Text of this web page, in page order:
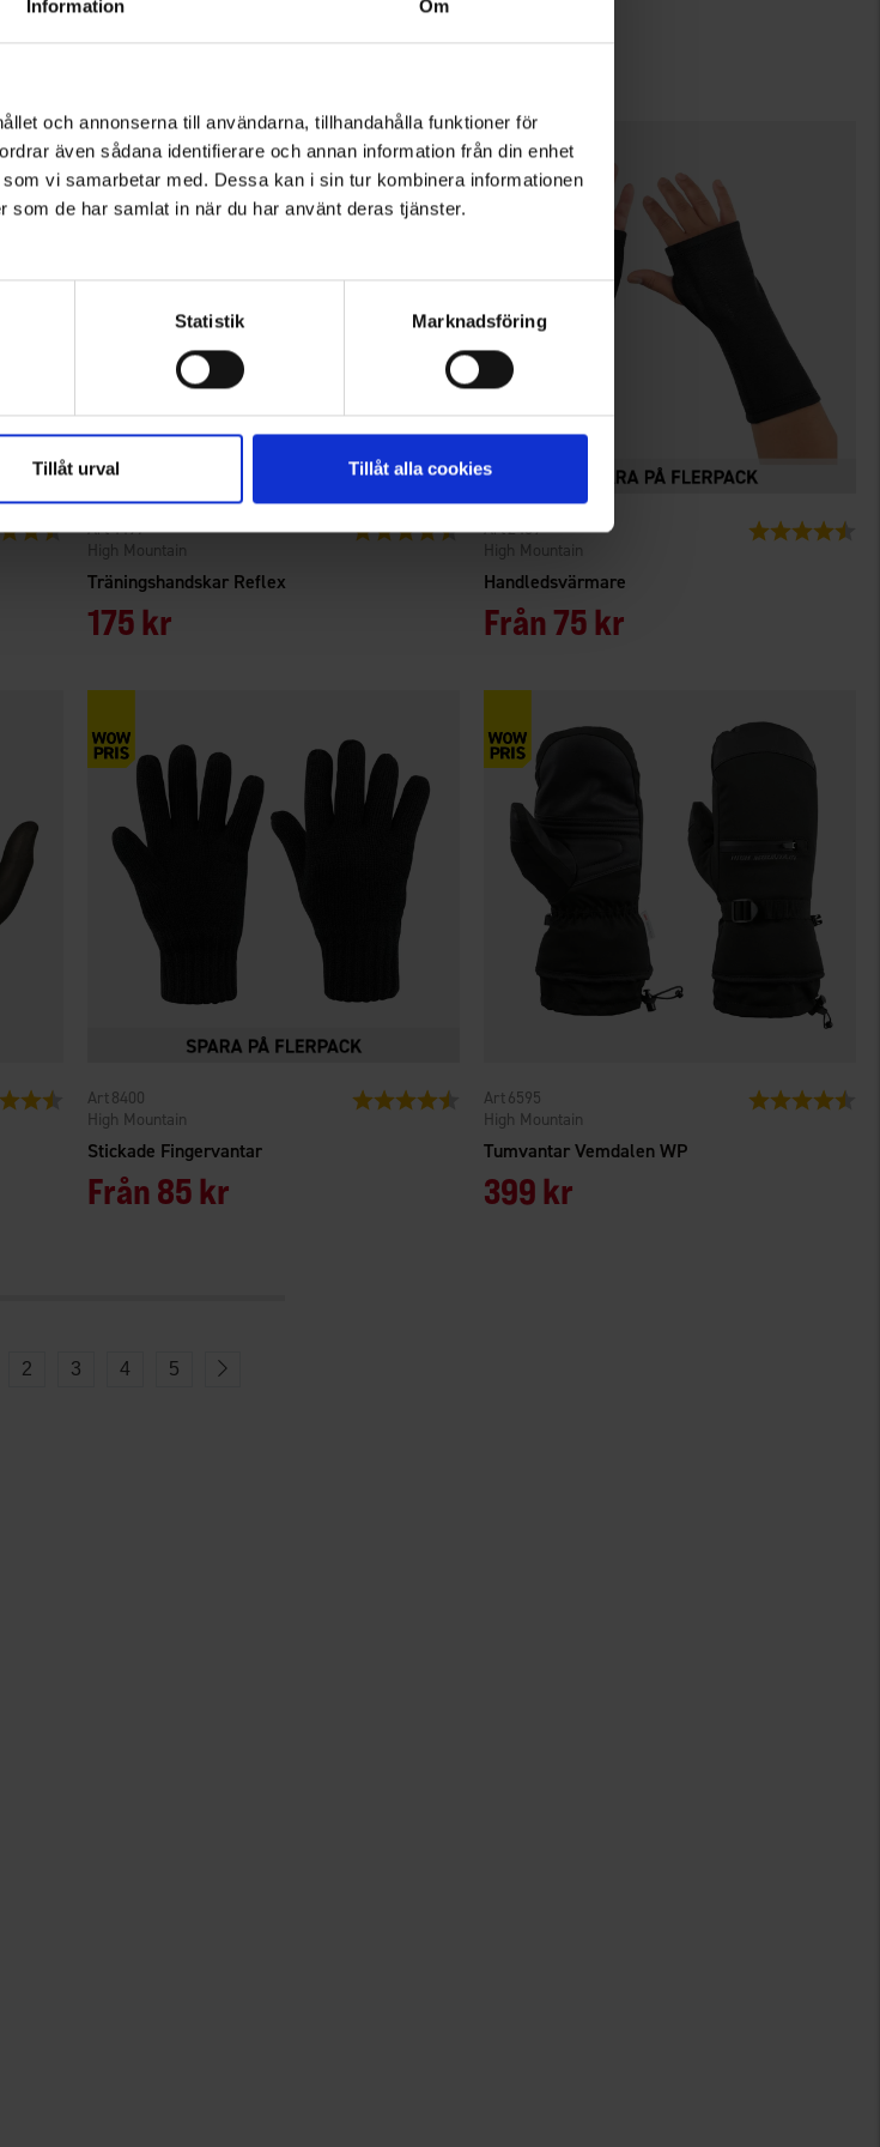
Information Om
och annonserna till användarna, tillhandahålla funktioner för
även sådana identifierare och annan information från din enhet
vi samarbetar med. Dessa kan i sin tur kombinera informationen
som de har samlat in när du har använt deras tjänster.
Statistik Marknadsföring
Tillåt urval Tillåt alla cookies
Handskar Hede
199 kr 149 kr
4.2 utav 5 stjärnor
Träningshandskar Reflex
High Mountain
4497
175 kr
Betyg: 4.3 utav 5 stjärnor
Handledsvärmare
High Mountain
2409
Från75 kr
Betyg:
4.7 utav 5 stjärnor
Stickade Fingervantar
High Mountain
8400
Från85 kr
Betyg: 4.5 utav 5 stjärnor
Tumvantar Vemdalen WP
High Mountain
6595
399 kr
Betyg:
2 3 4 5